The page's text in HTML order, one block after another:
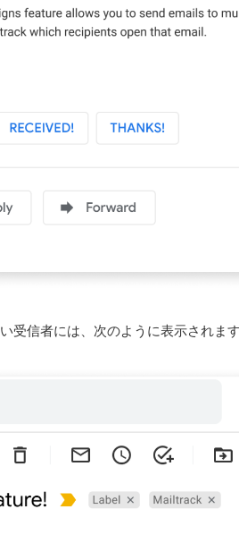
受信者には、次のように表示されま